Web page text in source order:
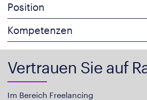
Position
Kompetenzen
Vertrauen Sie auf
Im Bereich Freelancing